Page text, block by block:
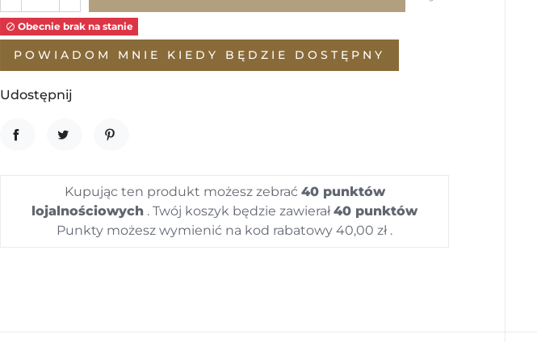
 Obecnie brak na stanie
POWIADOM MNIE KIEDY BĘDZIE DOSTĘPNY
Udostępnij
Kupując ten produkt możesz zebrać 40punktów
lojalnościowych . Twój koszyk będzie zawierał40 punktów
Punkty możesz wymienić na kod rabatowy 40,00 zł.